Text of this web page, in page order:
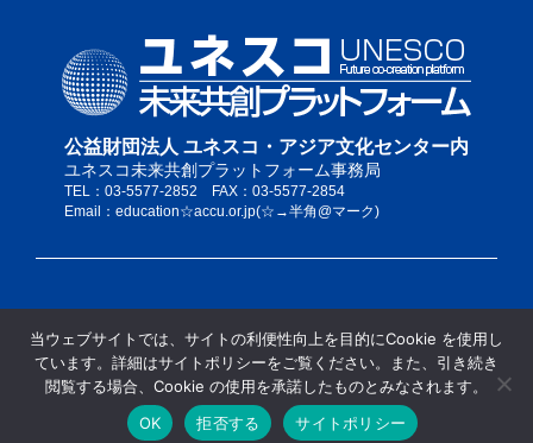
公益財団法人 ユネスコ・アジア文化センター内
ユネスコ未来共創プラットフォーム事務局
TEL：03-5577-2852 FAX：03-5577-2854
Email：education☆accu.or.jp(☆→半角@マーク)
サイトポリシー
当サイトの推奨ブラウザ
サイトマップ
当ウェブサイトでは、サイトの利便性向上を目的にCookie を使用し
ています。詳細はサイトポリシーをご覧ください。また、引き続き
閲覧する場合、Cookie の使用を承諾したものとみなされます。
OK
拒否する サイトポリシー